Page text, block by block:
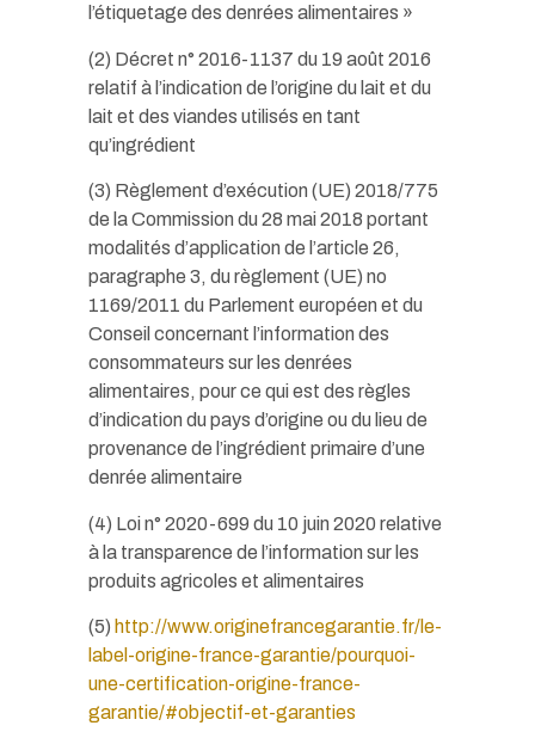
l’étiquetage des denrées alimentaires »
(2) Décret n° 2016-1137 du 19 août 2016
relatif à l’indication de l’origine du lait et du
lait et des viandes utilisés en tant
qu’ingrédient
(3) Règlement d’exécution (UE) 2018/775
de la Commission du 28 mai 2018 portant
modalités d’application de l’article 26,
paragraphe 3, du règlement (UE) no
1169/2011 du Parlement européen et du
Conseil concernant l’information des
consommateurs sur les denrées
alimentaires, pour ce qui est des règles
d’indication du pays d’origine ou du lieu de
provenance de l’ingrédient primaire d’une
denrée alimentaire
(4) Loi n° 2020-699 du 10 juin 2020 relative
à la transparence de l’information sur les
produits agricoles et alimentaires
(5) http://www.originefrancegarantie.fr/le-
label-origine-france-garantie/pourquoi-
une-certification-origine-france-
garantie/#objectif-et-garanties